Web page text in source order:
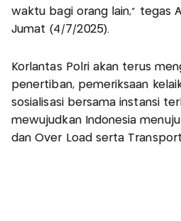
waktu bagi orang lain,” tegas
Jumat (4/7/2025).
Korlantas Polri akan terus
penertiban, pemeriksaan
sosialisasi bersama instansi
mewujudkan Indonesia
dan Over Load serta